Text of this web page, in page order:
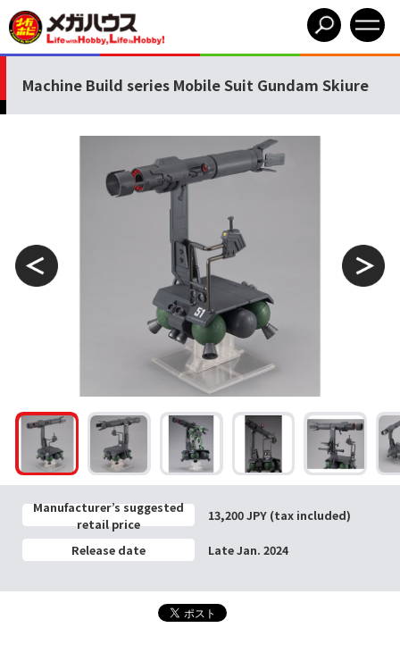
Machine Build series Mobile Suit Gundam Skiure
Manufacturer’s suggested
retail price
13,200 JPY (tax included)
Release date Late Jan. 2024